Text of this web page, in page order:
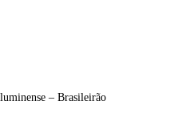
– Brasileirão